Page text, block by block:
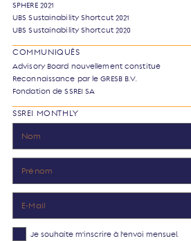
SPHERE 2021
UBS Sustainability Shortcut 2021
UBS Sustainability Shortcut 2020
COMMUNIQUÉS
Advisory Board nouvellement constitué
Reconnaissance par le GRESB B.V.
Fondation de SSREI SA
SSREI MONTHLY
Je souhaite m'inscrire à l'envoi mensuel.